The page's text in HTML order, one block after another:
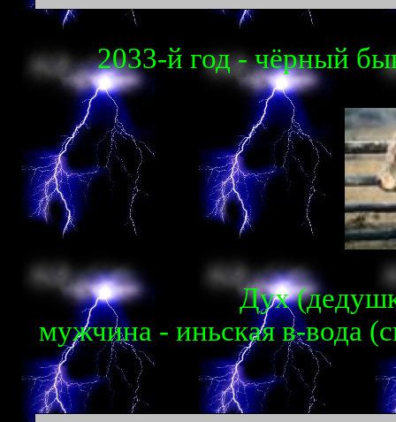
2033-й год - чёрный
Дух
мужчина - иньская в-вода